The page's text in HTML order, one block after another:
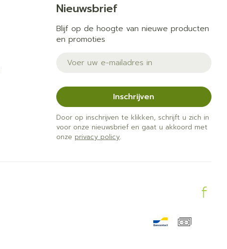
Nieuwsbrief
Blijf op de hoogte van nieuwe producten
en promoties
E-mail adres
Inschrijven
Door op inschrijven te klikken, schrijft u zich in
voor onze nieuwsbrief en gaat u akkoord met
onze privacy policy.